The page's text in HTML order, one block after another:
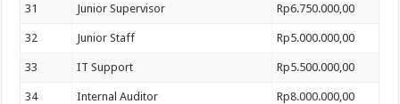
31 Junior Supervisor Rp6.750.000,00
32 Junior Staff Rp5.000.000,00
33 IT Support Rp5.500.000,00
34 Internal Auditor Rp8.000.000,00